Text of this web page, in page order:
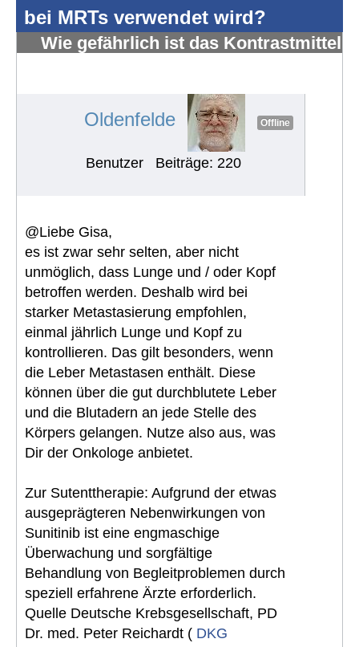
bei MRTs verwendet wird?
Wie gefährlich ist das Kontrastmittel
Oldenfelde Offline
Benutzer Beiträge: 220
@Liebe Gisa,
es ist zwar sehr selten, aber nicht
unmöglich, dass Lunge und / oder Kopf
betroffen werden. Deshalb wird bei
starker Metastasierung empfohlen,
einmal jährlich Lunge und Kopf zu
kontrollieren. Das gilt besonders, wenn
die Leber Metastasen enthält. Diese
können über die gut durchblutete Leber
und die Blutadern an jede Stelle des
Körpers gelangen. Nutze also aus, was
Dir der Onkologe anbietet.
Zur Sutenttherapie: Aufgrund der etwas
ausgeprägteren Nebenwirkungen von
Sunitinib ist eine engmaschige
Überwachung und sorgfältige
Behandlung von Begleitproblemen durch
speziell erfahrene Ärzte erforderlich.
Quelle Deutsche Krebsgesellschaft, PD
Dr. med. Peter Reichardt ( DKG